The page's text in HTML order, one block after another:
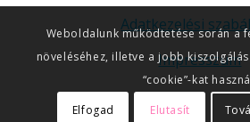
Adatkezelési
Impresszum
Weboldalunk működtetése során a
növeléséhez, illetve a jobb
“cookie”-kat
Elfogad Elutasít